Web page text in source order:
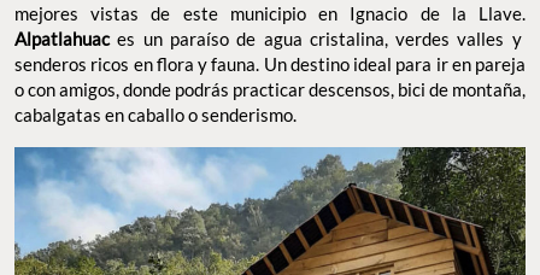
mejores vistas de este municipio en Ignacio de la Llave.
Alpatlahuaces un paraíso de agua cristalina, verdes valles y
senderos ricos en flora y fauna. Un destino ideal para ir en pareja
o con amigos, donde podrás practicar descensos, bici de montaña,
cabalgatas en caballo o senderismo.